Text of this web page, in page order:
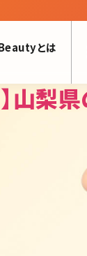
とは
】山梨